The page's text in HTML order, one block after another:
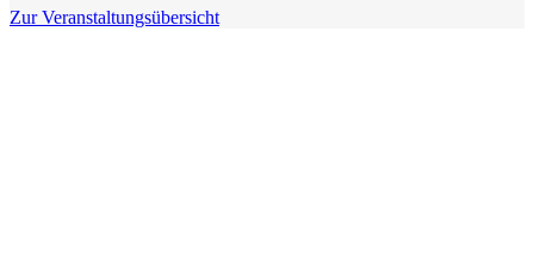
Zur Veranstaltungsübersicht